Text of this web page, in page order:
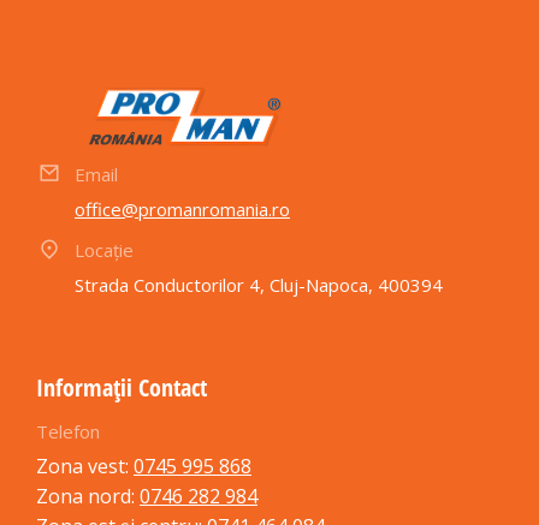
Email
office@promanromania.ro
Locație
Strada Conductorilor 4, Cluj-Napoca, 400394
Informații Contact
Telefon
Zona vest: 0745 995 868
Zona nord: 0746 282 984